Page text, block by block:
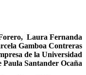
Laura Fernanda
Gamboa Contreras
de la Universidad
Paula Santander Ocaña